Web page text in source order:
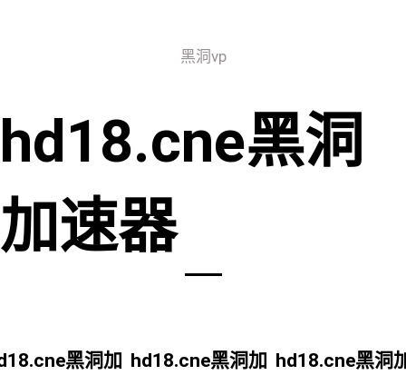
黑洞vp
hd18.cne黑洞
加速器
黑洞加 hd18.cne黑洞加 hd18.cne黑洞